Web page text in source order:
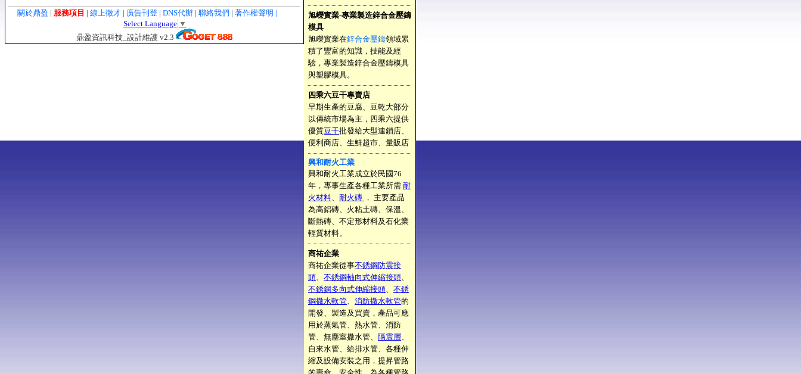
關於鼎盈 | 服務項目 | 線上徵才 | 廣告刊登 | DNS代辦 | 聯絡我們 | 著作權聲明 |
Select Language ▼
鼎盈資訊科技_設計維護 v2.3
旭嶸實業-專業製造鋅合金壓鑄
模具
旭嶸實業在鋅合金壓鑄領域累
積了豐富的知識，技能及經
驗，專業製造鋅合金壓鑄模具
與塑膠模具。
四乘六豆干專賣店
早期生產的豆腐、豆乾大部分
以傳統市場為主，四乘六提供
優質豆干批發給大型連鎖店、
便利商店、生鮮超市、量販店
興和耐火工業
興和耐火工業成立於民國76
年，專事生產各種工業所需 耐
火材料、 耐火磚 ， 主要產品
為高鋁磚、火粘土磚、保溫、
斷熱磚、不定形材料及石化業
輕質材料。
商祐企業
商祐企業從事不銹鋼防震接
頭、 不銹鋼軸向式伸縮接頭、
不銹鋼多向式伸縮接頭、 不銹
鋼撒水軟管、 消防撒水軟管的
開發、製造及買賣，產品可應
用於蒸氣管、熱水管、消防
管、無塵室撒水管、 隔震層、
自來水管、給排水管、各種伸
縮及設備安裝之用，提昇管路